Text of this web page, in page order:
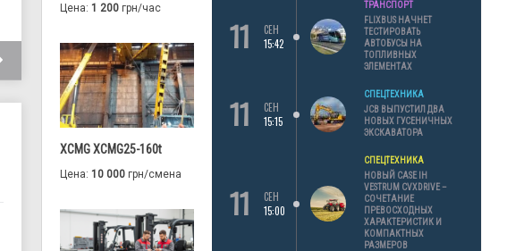
ЧИТАТЬ
Цена: 1 200 грн/час
XCMG XCMG25-160t
Цена: 10 000 грн/смена
11
СЕН
15:42
ТРАНСПОРТ
FLIXBUS НАЧНЕТ
ТЕСТИРОВАТЬ
АВТОБУСЫ НА
ТОПЛИВНЫХ
ЭЛЕМЕНТАХ
11
СЕН
15:15
СПЕЦТЕХНИКА
JCB ВЫПУСТИЛ ДВА
НОВЫХ ГУСЕНИЧНЫХ
ЭКСКАВАТОРА
11
СЕН
15:00
СПЕЦТЕХНИКА
НОВЫЙ CASE IH
VESTRUM CVXDRIVE –
СОЧЕТАНИЕ
ПРЕВОСХОДНЫХ
ХАРАКТЕРИСТИК И
КОМПАКТНЫХ
РАЗМЕРОВ